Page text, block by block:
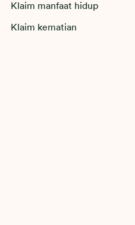
Klaim manfaat hidup
Klaim kematian